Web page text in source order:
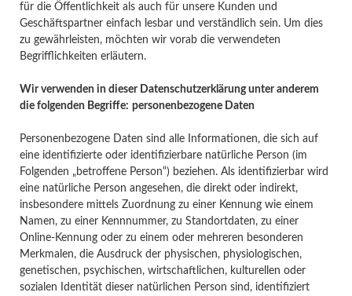
für die Öffentlichkeit als auch für unsere Kunden und
Geschäftspartner einfach lesbar und verständlich sein. Um dies
zu gewährleisten, möchten wir vorab die verwendeten
Begrifflichkeiten erläutern.
Wir verwenden in dieser Datenschutzerklärung unter anderem
die folgenden Begriffe: personenbezogene Daten
Personenbezogene Daten sind alle Informationen, die sich auf
eine identifizierte oder identifizierbare natürliche Person (im
Folgenden „betroffene Person“) beziehen. Als identifizierbar wird
eine natürliche Person angesehen, die direkt oder indirekt,
insbesondere mittels Zuordnung zu einer Kennung wie einem
Namen, zu einer Kennnummer, zu Standortdaten, zu einer
Online-Kennung oder zu einem oder mehreren besonderen
Merkmalen, die Ausdruck der physischen, physiologischen,
genetischen, psychischen, wirtschaftlichen, kulturellen oder
sozialen Identität dieser natürlichen Person sind, identifiziert